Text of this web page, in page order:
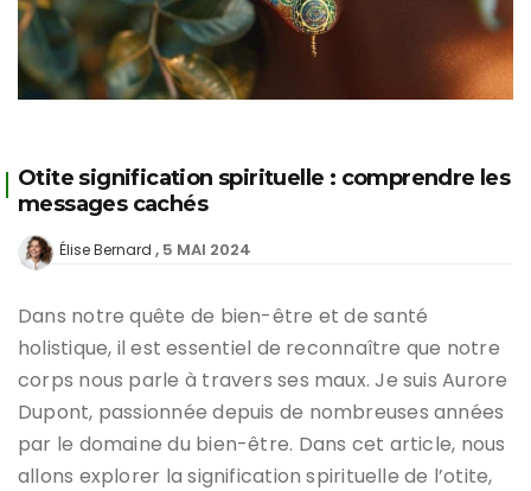
Otite signification spirituelle : comprendre les
messages cachés
Élise Bernard 5 MAI 2024
Dans notre quête de bien-être et de santé
holistique, il est essentiel de reconnaître que notre
corps nous parle à travers ses maux. Je suis Aurore
Dupont, passionnée depuis de nombreuses années
par le domaine du bien-être. Dans cet article, nous
allons explorer la signification spirituelle de l’otite,